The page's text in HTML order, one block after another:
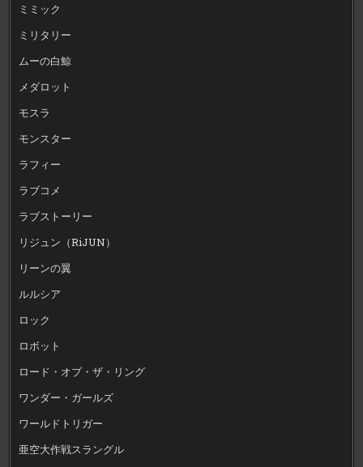
ミミック
ミリタリー
ムーの白鯨
メダロット
モスラ
モンスター
ラフィー
ラブコメ
ラブストーリー
リジュン（RiJUN）
リーンの翼
ルルシア
ロック
ロボット
ロード・オブ・ザ・リング
ワンダー・ガールズ
ワールドトリガー
亜空大作戦スラングル